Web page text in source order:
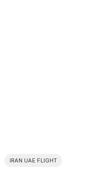
IRAN UAE FLIGHT